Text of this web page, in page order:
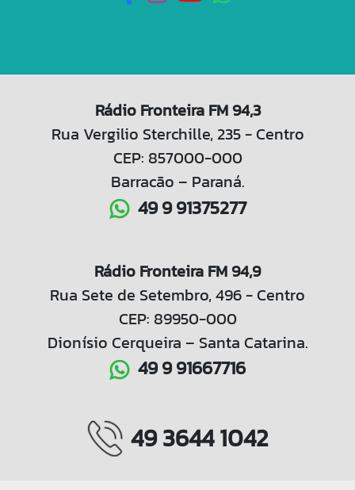
Rádio Fronteira FM 94,3
Rua Vergilio Sterchille, 235 - Centro
CEP: 857000-000
Barracão – Paraná.
49 9 91375277
Rádio Fronteira FM 94,9
Rua Sete de Setembro, 496 - Centro
CEP: 89950-000
Dionísio Cerqueira – Santa Catarina.
49 9 91667716
49 3644 1042